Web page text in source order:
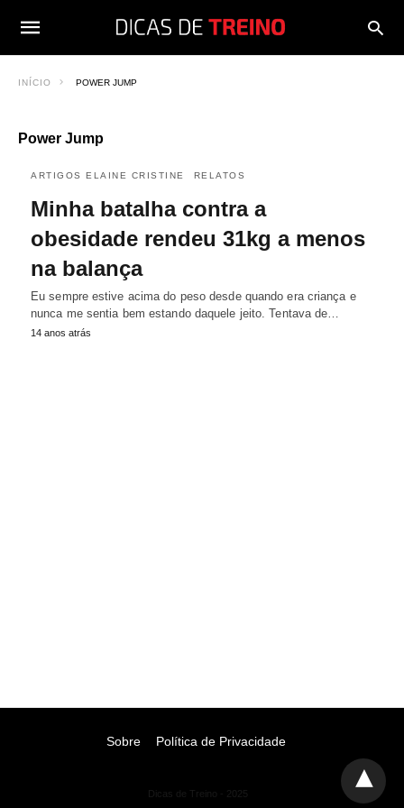
INÍCIO POWER JUMP
Power Jump
ARTIGOS ELAINE CRISTINE RELATOS
Minha batalha contra a
obesidade rendeu 31kg a menos
na balança
Eu sempre estive acima do peso desde quando era criança e
nunca me sentia bem estando daquele jeito. Tentava de…
14 anos atrás
Sobre Política de Privacidade
Dicas de Treino - 2025